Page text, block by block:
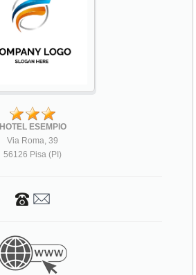
HOTEL ESEMPIO
Via Roma, 39
56126 Pisa (PI)